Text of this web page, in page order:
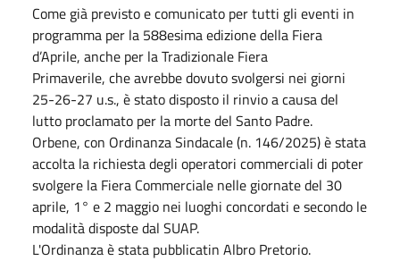
Come già previsto e comunicato per tutti gli eventi in
programma per la 588esima edizione della Fiera
d’Aprile, anche per la Tradizionale Fiera
Primaverile, che avrebbe dovuto svolgersi nei giorni
25-26-27 u.s., è stato disposto il rinvio a causa del
lutto proclamato per la morte del Santo Padre.
Orbene, con Ordinanza Sindacale (n. 146/2025) è stata
accolta la richiesta degli operatori commerciali di poter
svolgere la Fiera Commerciale nelle giornate del 30
aprile, 1° e 2 maggio nei luoghi concordati e secondo le
modalità disposte dal SUAP.
L'Ordinanza è stata pubblicatin Albro Pretorio.